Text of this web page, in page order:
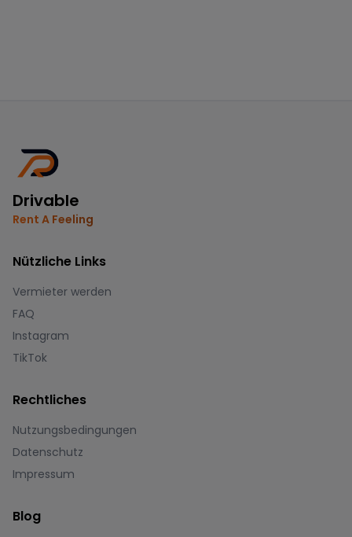
Drivable
Rent A Feeling
Nützliche Links
Vermieter werden
FAQ
Instagram
TikTok
Rechtliches
Nutzungsbedingungen
Datenschutz
Impressum
Blog